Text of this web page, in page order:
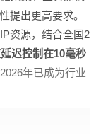
提出更高要求。
资源，结合全国2
迟控制在10毫秒
年已成为行业